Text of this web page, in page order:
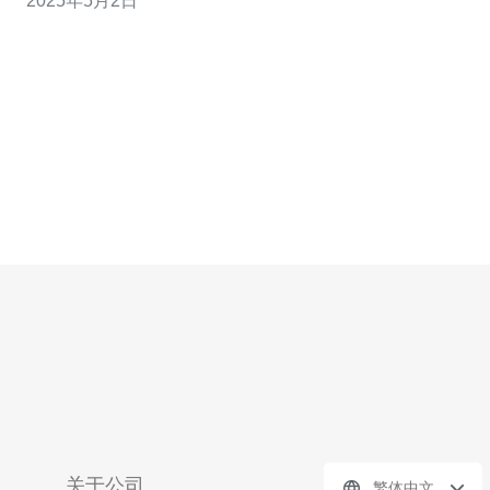
保护您的网站数据安全。 香港站群服务器是一种通过将多
关于公司